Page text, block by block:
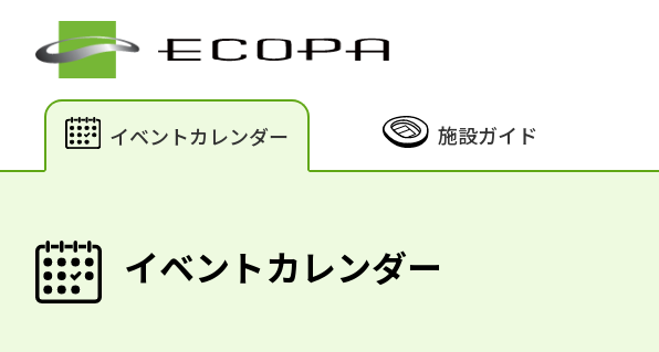
イベントカレンダー 施設ガイド
イベントカレンダー